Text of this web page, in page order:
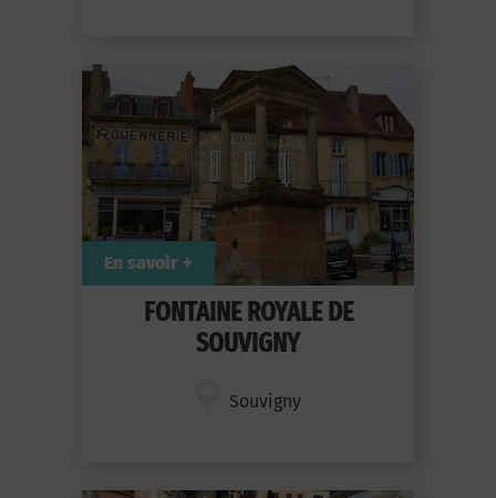
FONTAINE ROYALE DE
SOUVIGNY
Souvigny
En savoir +